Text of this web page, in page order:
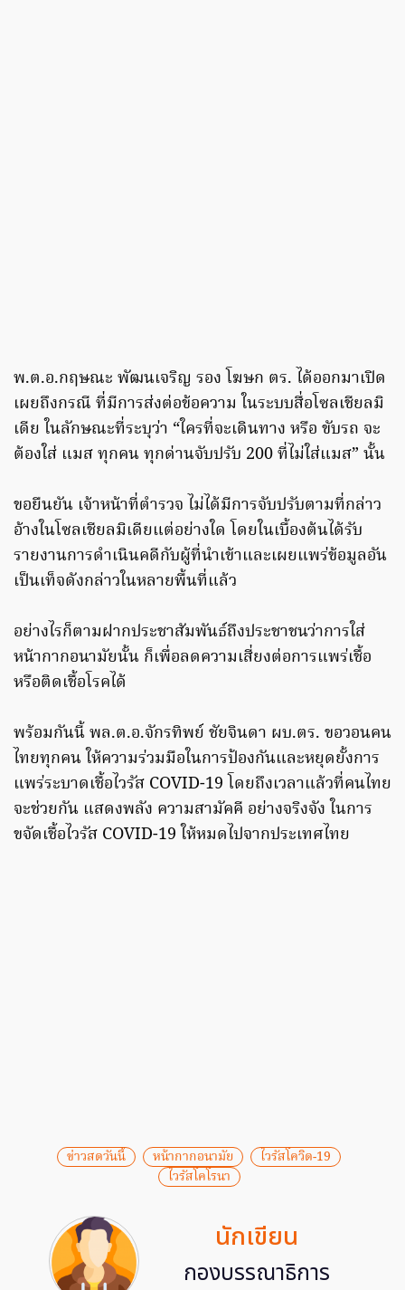
พ.ต.อ.กฤษณะ พัฒนเจริญ รอง โฆษก ตร. ได้ออกมาเปิด
เผยถึงกรณี ที่มีการส่งต่อข้อความ ในระบบสื่อโซลเชียลมิ
เดีย ในลักษณะที่ระบุว่า “ใครที่จะเดินทาง หรือ ขับรถ จะ
ต้องใส่ แมส ทุกคน ทุกด่านจับปรับ 200 ที่ไม่ใส่แมส” นั้น
ขอยืนยัน เจ้าหน้าที่ตำรวจ ไม่ได้มีการจับปรับตามที่กล่าว
อ้างในโซลเชียลมิเดียแต่อย่างใด โดยในเบื้องต้นได้รับ
รายงานการดำเนินคดีกับผู้ที่นำเข้าและเผยแพร่ข้อมูลอัน
เป็นเท็จดังกล่าวในหลายพื้นที่แล้ว
อย่างไรก็ตามฝากประชาสัมพันธ์ถึงประชาชนว่าการใส่
หน้ากากอนามัยนั้น ก็เพื่อลดความเสี่ยงต่อการแพร่เชื้อ
หรือติดเชื้อโรคได้
พร้อมกันนี้ พล.ต.อ.จักรทิพย์ ชัยจินดา ผบ.ตร. ขอวอนคน
ไทยทุกคน ให้ความร่วมมือในการป้องกันและหยุดยั้งการ
แพร่ระบาดเชื้อไวรัส COVID-19 โดยถึงเวลาแล้วที่คนไทย
จะช่วยกัน แสดงพลัง ความสามัคคี อย่างจริงจัง ในการ
ขจัดเชื้อไวรัส COVID-19 ให้หมดไปจากประเทศไทย
ข่าวสดวันนี้ หน้ากากอนามัย
ไวรัสโควิด-19
ไวรัสโคโรนา
นักเขียน
กองบรรณาธิการ